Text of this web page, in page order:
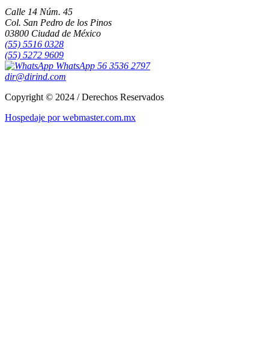
Calle 14 Núm. 45
Col. San Pedro de los Pinos
03800 Ciudad de México
(55) 5516 0328
(55) 5272 9609
WhatsApp 56 3536 2797
dir@dirind.com
Copyright © 2024 / Derechos Reservados
Hospedaje por webmaster.com.mx